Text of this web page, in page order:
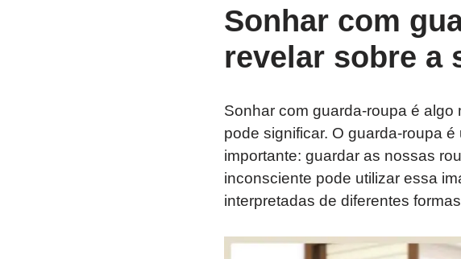
Sonhar com
revelar sobre a
Sonhar com guarda-roupa é
pode significar. O guarda-roupa
importante: guardar as nossas
inconsciente pode utilizar essa
interpretadas de diferentes